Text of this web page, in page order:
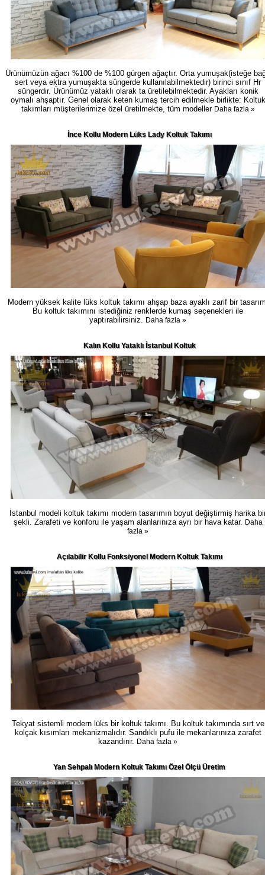
Ürünümüzün ağacı %100 de %100 gürgen ağaçtır. Orta yumuşak(isteğe
sert veya ektra yumuşakta süngerde kullanılabilmektedir) birinci sınıf Hr
süngerdir. Ürünümüz yataklı olarak ta üretilebilmektedir. Ayakları konik
oymalı ahşaptır. Genel olarak keten kumaş tercih edilmekle birlikte: Koltuk
takımları müşterilerimize özel üretilmekte, tüm modeller Daha fazla »
İnce Kollu Modern Lüks Lady Koltuk Takımı
Modern yüksek kalite lüks koltuk takımı ahşap baza ayaklı zarif bir
Bu koltuk takımını istediğiniz renklerde kumaş seçenekleri ile
yaptırabilirsiniz.
Daha fazla »
Kalın Kollu Yataklı İstanbul Koltuk
İstanbul modeli koltuk takımı modern tasarımın boyut değiştirmiş harika
şekli. Zarafeti ve konforu ile yaşam alanlarınıza ayrı bir hava katar. Daha
fazla »
Açılabilir Kollu Fonksiyonel Modern Koltuk Takımı
Tekyat sistemli modern lüks bir koltuk takımı. Bu koltuk takımında sırt ve
kolçak kısımları mekanizmalıdır. Sandıklı pufu ile mekanlarınıza zarafet
kazandırır. Daha fazla »
Yan Sehpalı Modern Koltuk Takımı Özel Ölçü Üretim